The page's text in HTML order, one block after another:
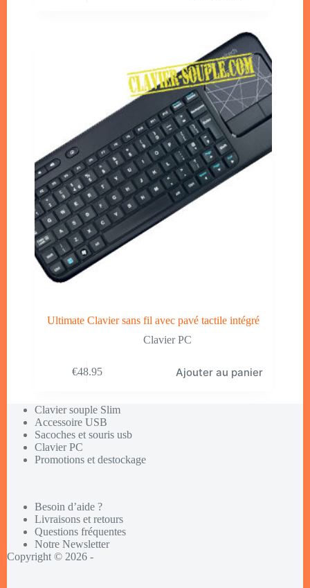
Ultimate Clavier sans fil avec pavé tactile intégré
Clavier PC
€48.95 Ajouter au panier
Clavier souple Slim
Accessoire USB
Sacoches et souris usb
Clavier PC
Promotions et destockage
Besoin d’aide ?
Livraisons et retours
Questions fréquentes
Notre Newsletter
Copyright © 2026 -